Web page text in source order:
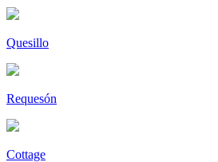
Quesillo
Requesón
Cottage